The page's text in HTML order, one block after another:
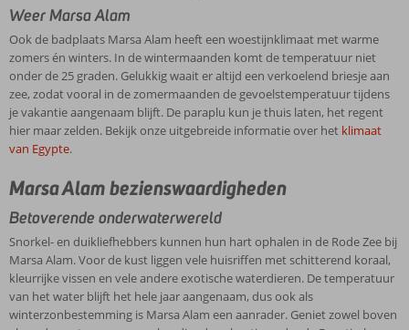
Weer Marsa Alam
Ook de badplaats Marsa Alam heeft een woestijnklimaat met warme
zomers én winters. In de wintermaanden komt de temperatuur niet
onder de 25 graden. Gelukkig waait er altijd een verkoelend briesje aan
zee, zodat vooral in de zomermaanden de gevoelstemperatuur tijdens
je vakantie aangenaam blijft. De paraplu kun je thuis laten, het regent
hier maar zelden. Bekijk onze uitgebreide informatie over het klimaat
van Egypte.
Marsa Alam bezienswaardigheden
Betoverende onderwaterwereld
Snorkel- en duikliefhebbers kunnen hun hart ophalen in de Rode Zee bij
Marsa Alam. Voor de kust liggen vele huisriffen met schitterend koraal,
kleurrijke vissen en vele andere exotische waterdieren. De temperatuur
van het water blijft het hele jaar aangenaam, dus ook als
winterzonbestemming is Marsa Alam een aanrader. Geniet zowel boven